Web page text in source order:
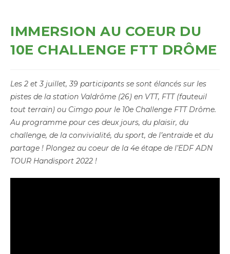
IMMERSION AU COEUR DU
10E CHALLENGE FTT DRÔME
Les 2 et 3 juillet, 39 participants se sont élancés sur les
pistes de la station Valdrôme (26) en VTT, FTT (fauteuil
tout terrain) ou Cimgo pour le 10e Challenge FTT Drôme.
Au programme pour ces deux jours, du plaisir, du
challenge, de la convivialité, du sport, de l’entraide et du
partage ! Plongez au coeur de la 4e étape de l’EDF ADN
TOUR Handisport 2022 !